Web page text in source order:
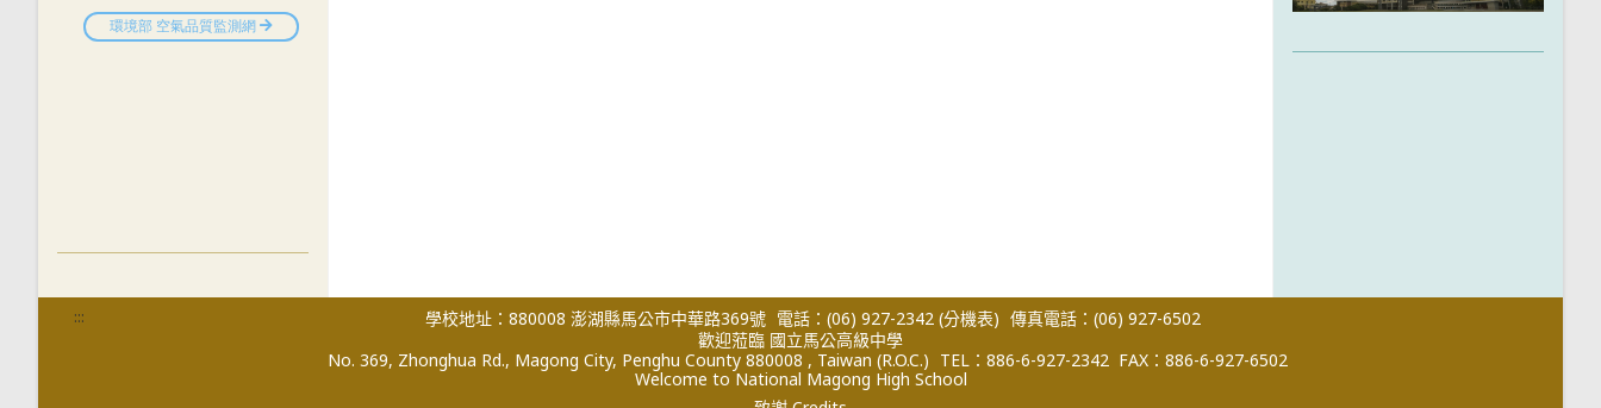
::: 學校地址：880008 澎湖縣馬公市中華路369號 電話：(06) 927-2342 (分機表) 傳真電話：(06) 927-6502
歡迎蒞臨 國立馬公高級中學
No. 369, Zhonghua Rd., Magong City, Penghu County 880008 , Taiwan (R.O.C.) TEL：886-6-927-2342 FAX：886-6-927-6502
Welcome to National Magong High School